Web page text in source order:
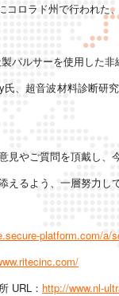
コロラド州で行われた
パルサーを使用した
、超音波材料診断研
見やご質問を頂戴し
えるよう、一層努力し
platform.com/a/
URL： http://www.nl-